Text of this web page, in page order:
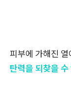
피부에 가해진 열
탄력을 되찾을